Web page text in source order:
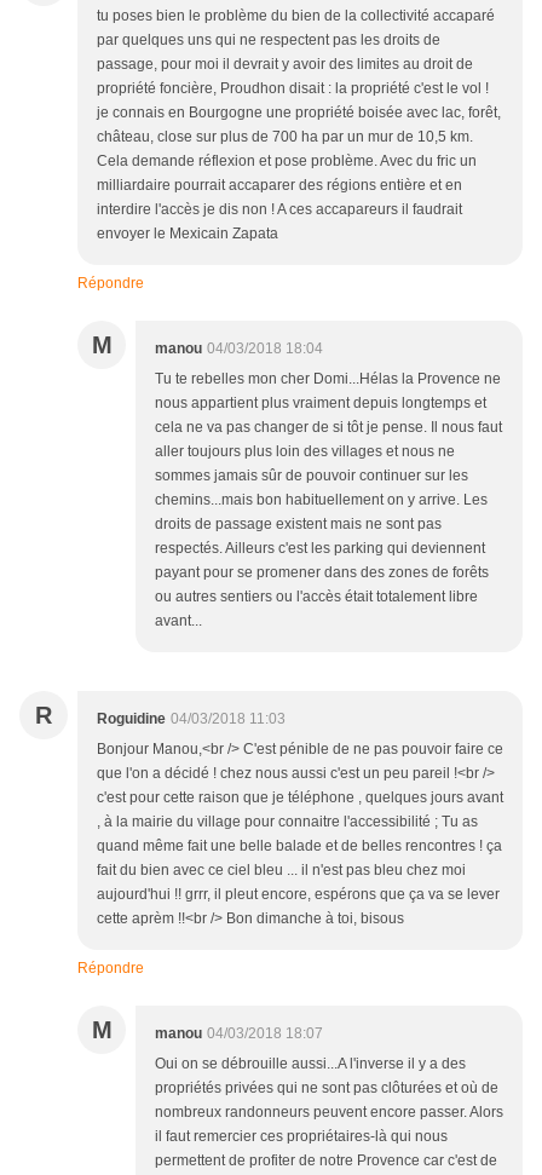
tu poses bien le problème du bien de la collectivité accaparé
par quelques uns qui ne respectent pas les droits de
passage, pour moi il devrait y avoir des limites au droit de
propriété foncière, Proudhon disait : la propriété c'est le vol !
je connais en Bourgogne une propriété boisée avec lac, forêt,
château, close sur plus de 700 ha par un mur de 10,5 km.
Cela demande réflexion et pose problème. Avec du fric un
milliardaire pourrait accaparer des régions entière et en
interdire l'accès je dis non ! A ces accapareurs il faudrait
envoyer le Mexicain Zapata
Répondre
M manou 04/03/2018 18:04
Tu te rebelles mon cher Domi...Hélas la Provence ne
nous appartient plus vraiment depuis longtemps et
cela ne va pas changer de si tôt je pense. Il nous faut
aller toujours plus loin des villages et nous ne
sommes jamais sûr de pouvoir continuer sur les
chemins...mais bon habituellement on y arrive. Les
droits de passage existent mais ne sont pas
respectés. Ailleurs c'est les parking qui deviennent
payant pour se promener dans des zones de forêts
ou autres sentiers ou l'accès était totalement libre
avant...
R Roguidine 04/03/2018 11:03
Bonjour Manou,<br /> C'est pénible de ne pas pouvoir faire ce
que l'on a décidé ! chez nous aussi c'est un peu pareil !<br />
c'est pour cette raison que je téléphone , quelques jours avant
, à la mairie du village pour connaitre l'accessibilité ; Tu as
quand même fait une belle balade et de belles rencontres ! ça
fait du bien avec ce ciel bleu ... il n'est pas bleu chez moi
aujourd'hui !! grrr, il pleut encore, espérons que ça va se lever
cette aprèm !!<br /> Bon dimanche à toi, bisous
Répondre
M manou 04/03/2018 18:07
Oui on se débrouille aussi...A l'inverse il y a des
propriétés privées qui ne sont pas clôturées et où de
nombreux randonneurs peuvent encore passer. Alors
il faut remercier ces propriétaires-là qui nous
permettent de profiter de notre Provence car c'est de